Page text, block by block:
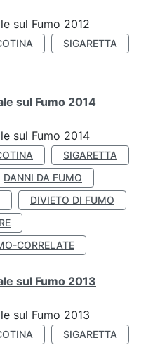
sul Fumo 2012
SIGARETTA
sul Fumo 2014
sul Fumo 2014
SIGARETTA
DANNI DA FUMO
DIVIETO DI FUMO
CORRELATE
sul Fumo 2013
sul Fumo 2013
SIGARETTA